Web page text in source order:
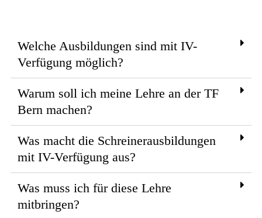
Welche Ausbildungen sind mit IV-
Verfügung möglich?
Warum soll ich meine Lehre an der TF
Bern machen?
Was macht die Schreinerausbildungen
mit IV-Verfügung aus?
Was muss ich für diese Lehre
mitbringen?